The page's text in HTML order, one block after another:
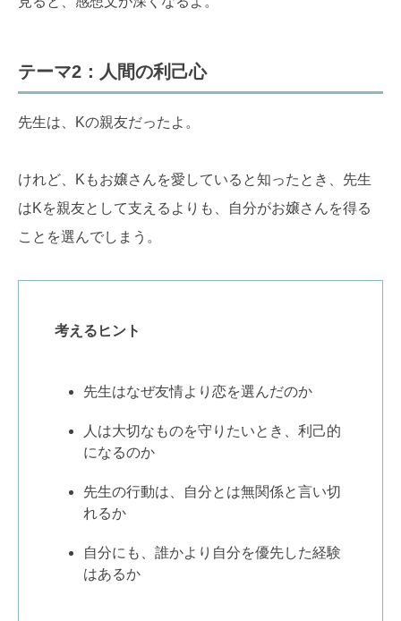
テーマ2：人間の利己心
先生は、Kの親友だったよ。
けれど、Kもお嬢さんを愛していると知ったとき、先生
はKを親友として支えるよりも、自分がお嬢さんを得る
ことを選んでしまう。
考えるヒント
先生はなぜ友情より恋を選んだのか
人は大切なものを守りたいとき、利己的
になるのか
先生の行動は、自分とは無関係と言い切
れるか
自分にも、誰かより自分を優先した経験
はあるか